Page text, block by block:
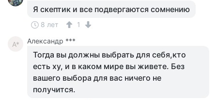
Я скептик и все подвергаются сомнению
8 лет 1
А* Александр ***
Тогда вы должны выбрать для себя,кто
есть ху, и в каком мире вы живете. Без
вашего выбора для вас ничего не
получится.